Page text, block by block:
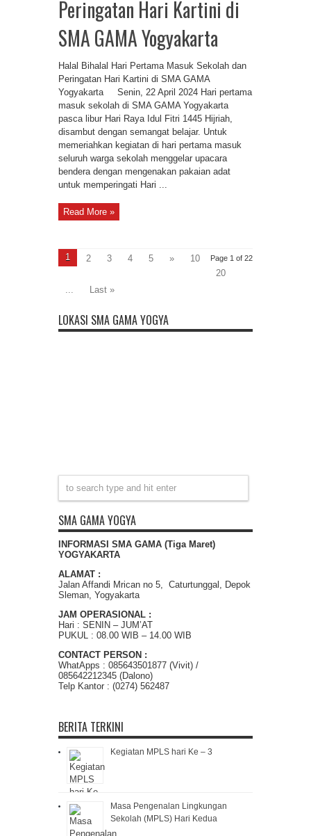
Peringatan Hari Kartini di
SMA GAMA Yogyakarta
Halal Bihalal Hari Pertama Masuk Sekolah dan
Peringatan Hari Kartini di SMA GAMA
Yogyakarta Senin, 22 April 2024 Hari pertama
masuk sekolah di SMA GAMA Yogyakarta
pasca libur Hari Raya Idul Fitri 1445 Hijriah,
disambut dengan semangat belajar. Untuk
memeriahkan kegiatan di hari pertama masuk
seluruh warga sekolah menggelar upacara
bendera dengan mengenakan pakaian adat
untuk memperingati Hari ...
Read More »
Page 1 of 22
1 2 3 4 5 »
10
20
Last »
LOKASI SMA GAMA YOGYA
SMA GAMA YOGYA
INFORMASI SMA GAMA (Tiga Maret)
YOGYAKARTA
ALAMAT :
Jalan Affandi Mrican no 5, Caturtunggal, Depok
Sleman, Yogyakarta
JAM OPERASIONAL :
Hari : SENIN – JUM’AT
PUKUL : 08.00 WIB – 14.00 WIB
CONTACT PERSON :
WhatApps : 085643501877 (Vivit) /
085642212345 (Dalono)
Telp Kantor : (0274) 562487
BERITA TERKINI
Kegiatan MPLS hari Ke – 3
Masa Pengenalan Lingkungan
Sekolah (MPLS) Hari Kedua